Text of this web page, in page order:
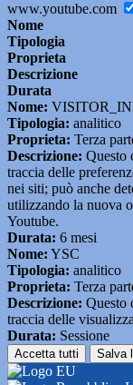
www.youtube.com
Nome
Tipologia
Proprieta
Descrizione
Durata
Nome:
Tipologia: analitico
Proprieta: Terza
Descrizione: Questo
traccia delle
nei siti; può anche
utilizzando la nuova
Youtube.
Durata: 6 mesi
Nome: YSC
Tipologia: analitico
Proprieta: Terza
Descrizione: Questo
traccia delle
Durata: Sessione
Accetta tutti Salva